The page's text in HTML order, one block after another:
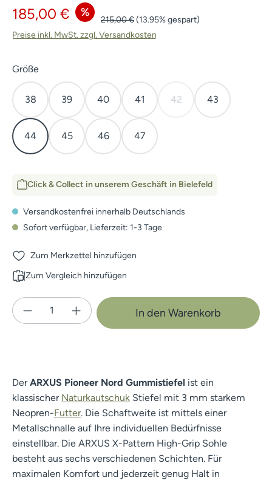
Verkaufspreis:
185,00 € %
Regulärer Preis:
215,00 €(13.95% gespart)
Preise inkl. MwSt. zzgl. Versandkosten
Größeauswählen
38 39 40 41 42
(Diese Option ist zurzeit
43
44 45 46 47
Click & Collect in unserem Geschäft in Bielefeld
Versandkostenfrei innerhalb Deutschlands
Sofort verfügbar, Lieferzeit: 1-3 Tage
Zum Merkzettel hinzufügen
Zum Vergleich hinzufügen
Produkt Anzahl: Gib den gewünschten
In den Warenkorb
DerARXUS Pioneer Nord Gummistiefel ist ein
klassischer Naturkautschuk Stiefel mit 3 mm starkem
Neopren-Futter. Die Schaftweite ist mittels einer
Metallschnalle auf Ihre individuellen Bedürfnisse
einstellbar. Die ARXUS X-Pattern High-Grip Sohle
besteht aus sechs verschiedenen Schichten. Für
maximalen Komfort und jederzeit genug Halt in